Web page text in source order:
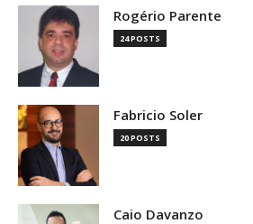
Rogério Parente
24 POSTS
Fabricio Soler
20 POSTS
Caio Davanzo